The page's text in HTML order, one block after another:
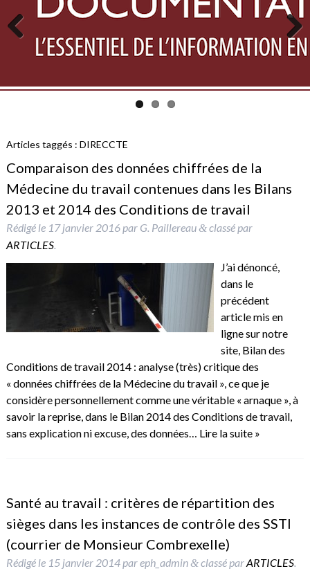
Previous Next
Articles taggés : DIRECCTE
Comparaison des données chiffrées de la
Médecine du travail contenues dans les Bilans
2013 et 2014 des Conditions de travail
Rédigé le 17 janvier 2016par G. Paillereau &classé par
ARTICLES.
J’ai dénoncé,
dans le
précédent
article mis en
ligne sur notre
site, Bilan des
Conditions de travail 2014 : analyse (très) critique des
« données chiffrées de la Médecine du travail », ce que je
considère personnellement comme une véritable « arnaque », à
savoir la reprise, dans le Bilan 2014 des Conditions de travail,
sans explication ni excuse, des données… Lire la suite »
Santé au travail : critères de répartition des
sièges dans les instances de contrôle des SSTI
(courrier de Monsieur Combrexelle)
Rédigé le 15 janvier 2014pareph_admin &classé parARTICLES.